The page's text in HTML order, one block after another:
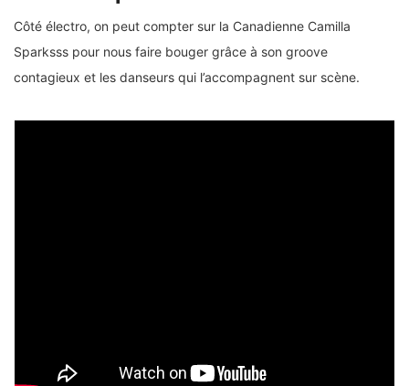
Côté électro, on peut compter sur la Canadienne Camilla
Sparksss pour nous faire bouger grâce à son groove
contagieux et les danseurs qui l’accompagnent sur scène.